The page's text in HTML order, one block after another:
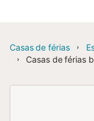
Casas de férias
Casas de férias